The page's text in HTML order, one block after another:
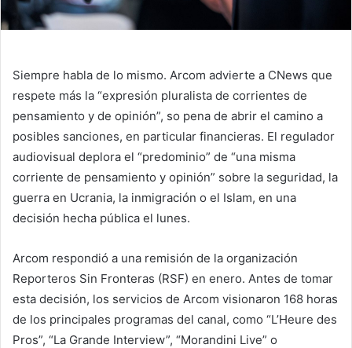
Siempre habla de lo mismo. Arcom advierte a CNews que
respete más la “expresión pluralista de corrientes de
pensamiento y de opinión”, so pena de abrir el camino a
posibles sanciones, en particular financieras. El regulador
audiovisual deplora el “predominio” de “una misma
corriente de pensamiento y opinión” sobre la seguridad, la
guerra en Ucrania, la inmigración o el Islam, en una
decisión hecha pública el lunes.
Arcom respondió a una remisión de la organización
Reporteros Sin Fronteras (RSF) en enero. Antes de tomar
esta decisión, los servicios de Arcom visionaron 168 horas
de los principales programas del canal, como “L’Heure des
Pros”, “La Grande Interview”, “Morandini Live” o